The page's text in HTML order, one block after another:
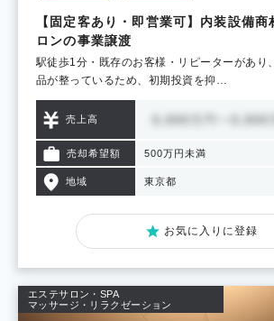
【固定客あり・即営業可】内装設備
ロンの事業譲渡
駅徒歩1分・既存のお客様・リピーターがあり
品が整っているため、初期投資を抑…
売上高
売却希望額 500万円未満
地域 東京都
お気に入りに登録
エステサロン・SPA
マッサージ・リラクゼーション